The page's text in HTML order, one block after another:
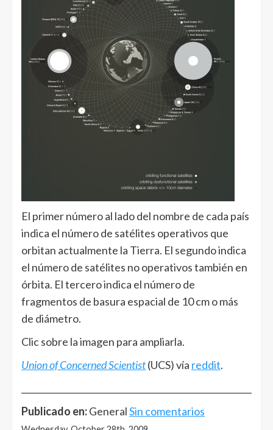
El primer número al lado del nombre de cada país
indica el número de satélites operativos que
orbitan actualmente la Tierra. El segundo indica
el número de satélites no operativos también en
órbita. El tercero indica el número de
fragmentos de basura espacial de 10 cm o más
de diámetro.
Clic sobre la imagen para ampliarla.
Union of Concerned Scientist(UCS) vía reddit.
Publicado en:GeneralSin comentarios